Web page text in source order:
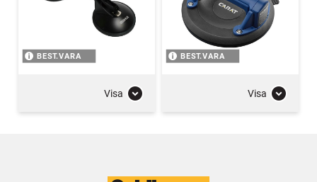
BEST.VARA
Visa
BEST.VARA
Visa